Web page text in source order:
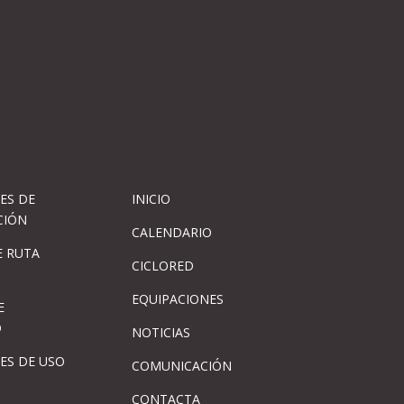
DE
RUTA
DE USO
INICIO
CALENDARIO
CICLORED
EQUIPACIONES
NOTICIAS
COMUNICACIÓN
CONTACTA